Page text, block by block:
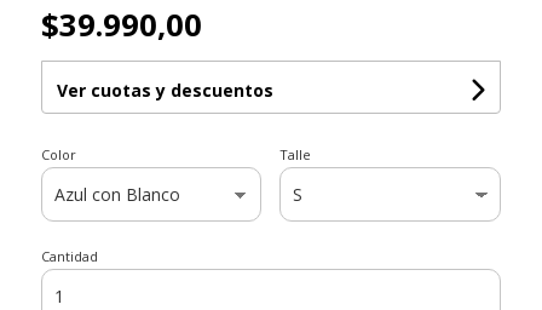
$39.990,00
Ver cuotas y descuentos
Color Talle
Cantidad